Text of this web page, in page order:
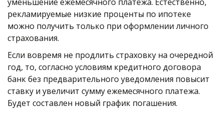
рекламируемые низкие проценты по ипотеке
можно получить только при оформлении личного
страхования.
Если вовремя не продлить страховку на очередной
год, то, согласно условиям кредитного договора
банк без предварительного уведомления повысит
ставку и увеличит сумму ежемесячного платежа.
Будет составлен новый график погашения.